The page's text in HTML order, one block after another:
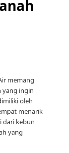
memang
yang ingin
oleh
menarik
dari kebun
yang